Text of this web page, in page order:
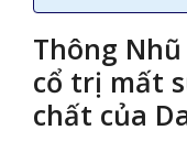
Thông
cổ trị mất
chất của